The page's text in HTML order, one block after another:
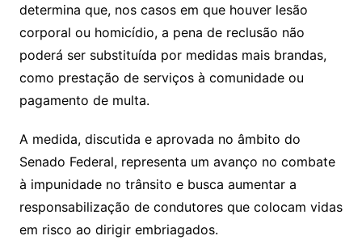
determina que, nos casos em que houver lesão
corporal ou homicídio, a pena de reclusão não
poderá ser substituída por medidas mais brandas,
como prestação de serviços à comunidade ou
pagamento de multa.
A medida, discutida e aprovada no âmbito do
Senado Federal, representa um avanço no combate
à impunidade no trânsito e busca aumentar a
responsabilização de condutores que colocam vidas
em risco ao dirigir embriagados.